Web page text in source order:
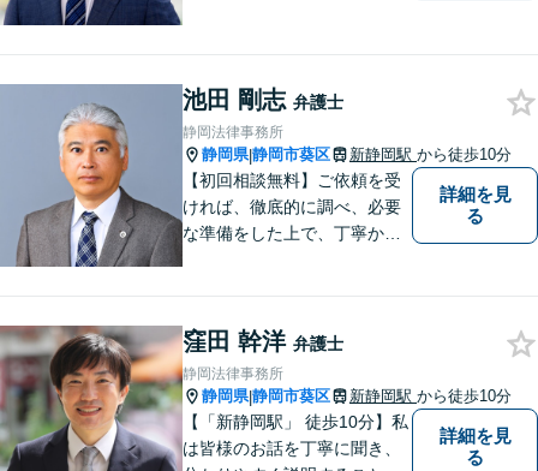
談も、お任せください。【静
岡市の弁護士】
池田 剛志 弁護士
静岡法律事務所
静岡県|静岡市葵区 新静岡駅 から徒歩10分
【初回相談無料】ご依頼を受
ければ、徹底的に調べ、必要
な準備をした上で、丁寧かつ
の損害賠償請求事件、相続・
離婚、破産・個人再生等は、
私が力を注ぎ、得意としてい
る分野です。
詳細を見
る
窪田 幹洋 弁護士
静岡法律事務所
静岡県|静岡市葵区 新静岡駅 から徒歩10分
【「新静岡駅」 徒歩10分】私
は皆様のお話を丁寧に聞き、
詳細を見
る